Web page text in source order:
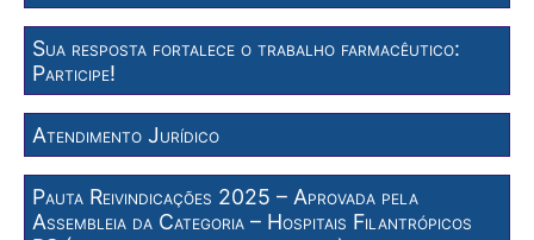
Sua resposta fortalece o trabalho farmacêutico:
Participe!
Atendimento Jurídico
Pauta Reivindicações 2025 – Aprovada pela
Assembleia da Categoria – Hospitais Filantrópicos